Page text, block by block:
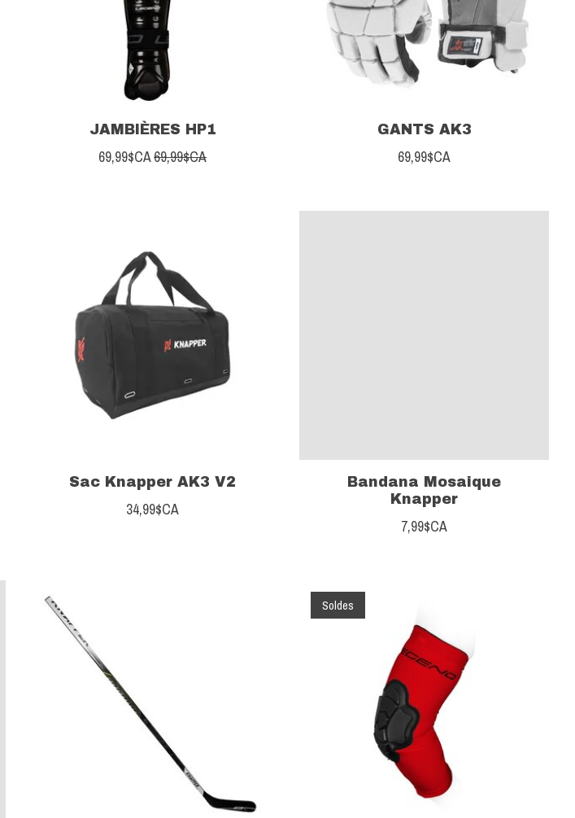
JAMBIÈRES HP1
69,99$CA69,99$CA
GANTS AK3
69,99$CA
Sac Knapper AK3 V2
34,99$CA
Bandana Mosaique
Knapper
7,99$CA
Soldes